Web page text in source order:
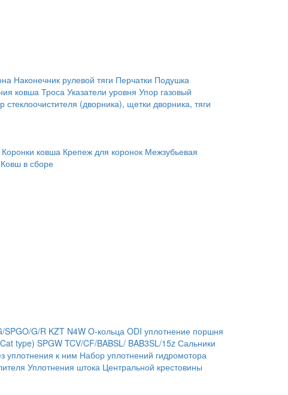
Наконечник рулевой тяги Перчатки Подушка
ковша Троса Указатели уровня Упор газовый
стеклоочистителя (дворника), щетки дворника, тяги
Коронки ковша Крепеж для коронок Межзубьевая
Ковш в сборе
SPGO/G/R KZT N4W O-кольца ODI уплотнение поршня
type) SPGW TCV/CF/BABSL/ BAB3SL/15z Сальники
уплотнения к ним Набор уплотнений гидромотора
Уплотнения штока Центральной крестовины